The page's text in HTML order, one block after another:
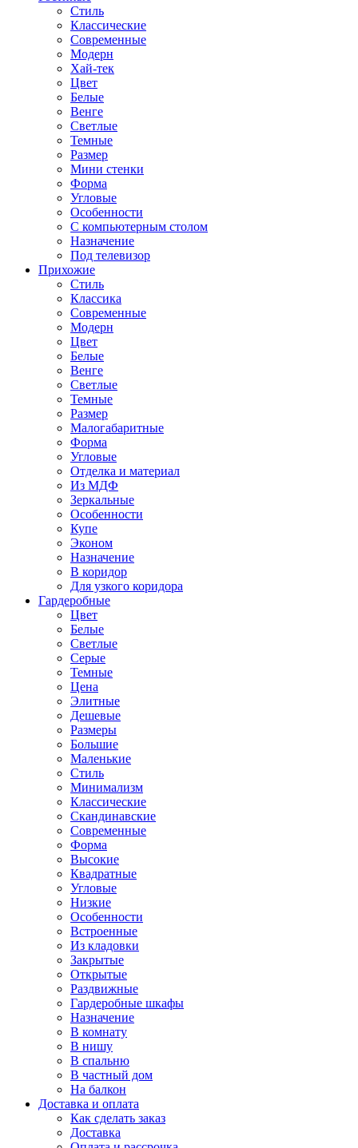
Стиль
Классические
Современные
Модерн
Хай-тек
Цвет
Белые
Венге
Светлые
Темные
Размер
Мини стенки
Форма
Угловые
Особенности
С компьютерным столом
Назначение
Под телевизор
Прихожие
Стиль
Классика
Современные
Модерн
Цвет
Белые
Венге
Светлые
Темные
Размер
Малогабаритные
Форма
Угловые
Отделка и материал
Из МДФ
Зеркальные
Особенности
Купе
Эконом
Назначение
В коридор
Для узкого коридора
Гардеробные
Цвет
Белые
Светлые
Серые
Темные
Цена
Элитные
Дешевые
Размеры
Большие
Маленькие
Стиль
Минимализм
Классические
Скандинавские
Современные
Форма
Высокие
Квадратные
Угловые
Низкие
Особенности
Встроенные
Из кладовки
Закрытые
Открытые
Раздвижные
Гардеробные шкафы
Назначение
В комнату
В нишу
В спальню
В частный дом
На балкон
Доставка и оплата
Как сделать заказ
Доставка